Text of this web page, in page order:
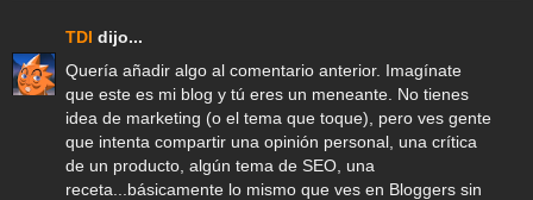
TDI dijo...
Quería añadir algo al comentario anterior. Imagínate
que este es mi blog y tú eres un meneante. No tienes
idea de marketing (o el tema que toque), pero ves gente
que intenta compartir una opinión personal, una crítica
de un producto, algún tema de SEO, una
receta...básicamente lo mismo que ves en Bloggers sin